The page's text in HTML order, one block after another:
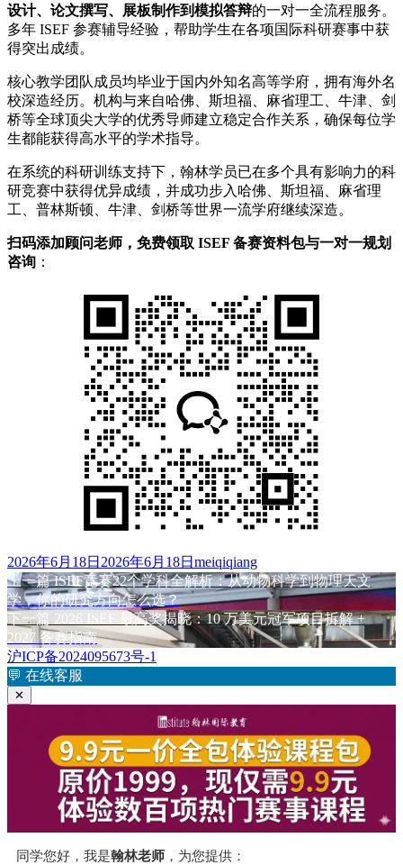
设计、论文撰写、展板制作到模拟答辩的一对一全流程服务。
多年 ISEF 参赛辅导经验，帮助学生在各项国际科研赛事中获
得突出成绩。
核心教学团队成员均毕业于国内外知名高等学府，拥有海外名
校深造经历。机构与来自哈佛、斯坦福、麻省理工、牛津、剑
桥等全球顶尖大学的优秀导师建立稳定合作关系，确保每位学
生都能获得高水平的学术指导。
在系统的科研训练支持下，翰林学员已在多个具有影响力的科
研竞赛中获得优异成绩，并成功步入哈佛、斯坦福、麻省理
工、普林斯顿、牛津、剑桥等世界一流学府继续深造。
扫码添加顾问老师，免费领取 ISEF 备赛资料包与一对一规划
咨询 ：
发
布
于
2026年6月18日 2026年6月18日 作
者
meiqiqiang
文
章
导
航
上一篇上
篇
文
章：
ISEF竞赛22个学科全解析：从动物科学到物理天文
学，你的研究方向怎么选？
下一篇 下
篇
文
章：
2026 ISEF 最高奖揭晓：10 万美元冠军项目拆解 +
2027 备赛指南
沪ICP备2024095673号-1
💬 在线客服
✕
同学您好，我是翰林老师 ，为您提供：